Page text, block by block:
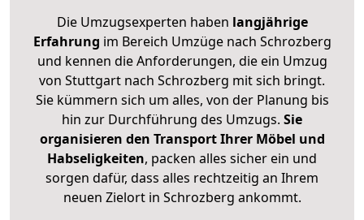
Die Umzugsexperten haben langjährige
Erfahrung im Bereich Umzüge nach Schrozberg
und kennen die Anforderungen, die ein Umzug
von Stuttgart nach Schrozberg mit sich bringt.
Sie kümmern sich um alles, von der Planung bis
hin zur Durchführung des Umzugs. Sie
organisieren den Transport Ihrer Möbel und
Habseligkeiten, packen alles sicher ein und
sorgen dafür, dass alles rechtzeitig an Ihrem
neuen Zielort in Schrozberg ankommt.